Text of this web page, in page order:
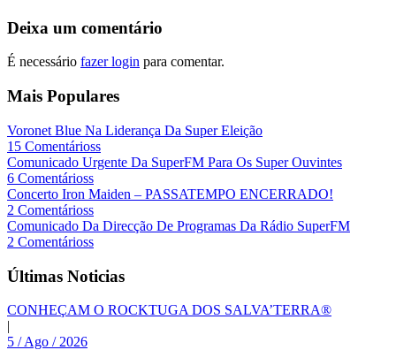
Deixa um comentário
É necessário fazer login para comentar.
Mais Populares
Voronet Blue Na Liderança Da Super Eleição
15 Comentárioss
Comunicado Urgente Da SuperFM Para Os Super Ouvintes
6 Comentárioss
Concerto Iron Maiden – PASSATEMPO ENCERRADO!
2 Comentárioss
Comunicado Da Direcção De Programas Da Rádio SuperFM
2 Comentárioss
Últimas Noticias
CONHEÇAM O ROCKTUGA DOS SALVA’TERRA®
|
5 / Ago / 2026